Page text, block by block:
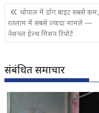
Post
navigation
भोपाल में डॉग बाइट सबसे कम,
रतलाम में सबसे ज्यादा मामले —
नेशनल हेल्थ मिशन रिपोर्ट
संबंधित समाचार